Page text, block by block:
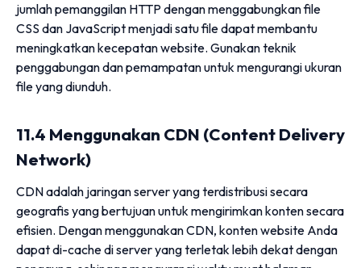
jumlah pemanggilan HTTP dengan menggabungkan file
CSS dan JavaScript menjadi satu file dapat membantu
meningkatkan kecepatan website. Gunakan teknik
penggabungan dan pemampatan untuk mengurangi ukuran
file yang diunduh.
11.4 Menggunakan CDN (Content Delivery
Network)
CDN adalah jaringan server yang terdistribusi secara
geografis yang bertujuan untuk mengirimkan konten secara
efisien. Dengan menggunakan CDN, konten website Anda
dapat di-cache di server yang terletak lebih dekat dengan